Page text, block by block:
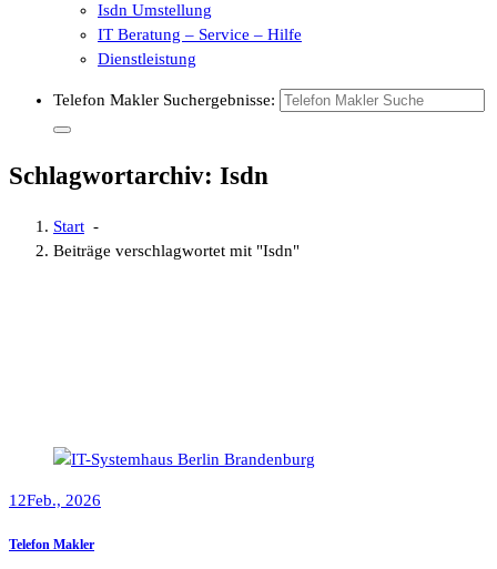
Isdn Umstellung
IT Beratung – Service – Hilfe
Dienstleistung
Telefon Makler Suchergebnisse:
Schlagwortarchiv: Isdn
Start -
Beiträge verschlagwortet mit "Isdn"
12Feb., 2026
Telefon Makler